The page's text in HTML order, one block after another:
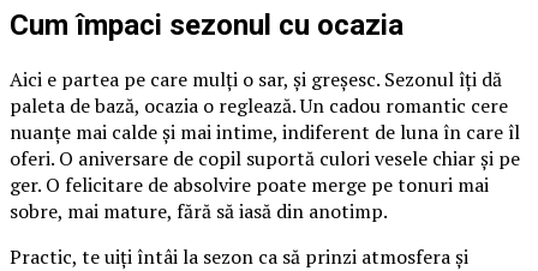
Cum împaci sezonul cu ocazia
Aici e partea pe care mulți o sar, și greșesc. Sezonul îți dă
paleta de bază, ocazia o reglează. Un cadou romantic cere
nuanțe mai calde și mai intime, indiferent de luna în care îl
oferi. O aniversare de copil suportă culori vesele chiar și pe
ger. O felicitare de absolvire poate merge pe tonuri mai
sobre, mai mature, fără să iasă din anotimp.
Practic, te uiți întâi la sezon ca să prinzi atmosfera și